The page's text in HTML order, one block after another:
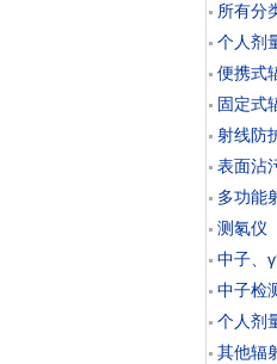
所有分
个人剂
便携式
固定式
射线防
表面沾
多功能
测氡仪
中子、
中子检
个人剂
其他辐